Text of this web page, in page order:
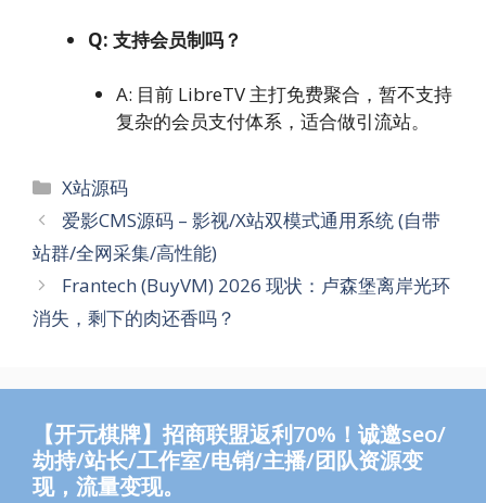
Q: 支持会员制吗？
A: 目前 LibreTV 主打免费聚合，暂不支持
复杂的会员支付体系，适合做引流站。
分
类
X站源码
爱影CMS源码 – 影视/X站双模式通用系统 (自带
站群/全网采集/高性能)
Frantech (BuyVM) 2026 现状：卢森堡离岸光环
消失，剩下的肉还香吗？
【开元棋牌】招商联盟返利70%！诚邀seo/
劫持/站长/工作室/电销/主播/团队资源变
现，流量变现。